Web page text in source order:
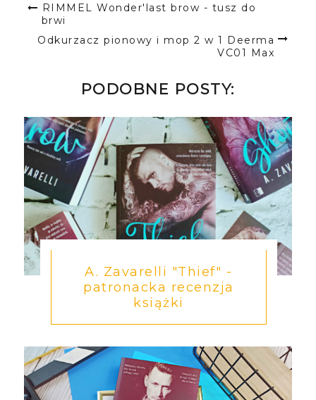
RIMMEL Wonder'last brow - tusz do
brwi
Odkurzacz pionowy i mop 2 w 1 Deerma
VC01 Max
PODOBNE POSTY:
A. Zavarelli "Thief" -
patronacka recenzja
książki